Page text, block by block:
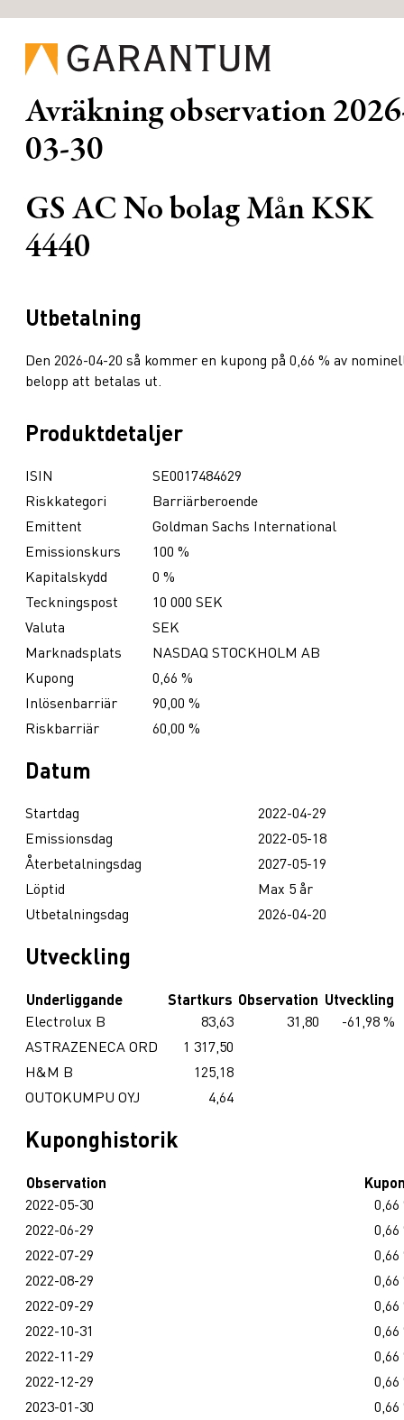
Avräkning observation
03-30
GS AC No bolag Mån KSK
4440
Utbetalning
Den 2026-04-20 så kommer en kupong på 0,66 % av
belopp att betalas ut.
Produktdetaljer
ISIN
SE0017484629
Riskkategori
Barriärberoende
Emittent
Goldman Sachs International
Emissionskurs
100 %
Kapitalskydd
0 %
Teckningspost
10 000 SEK
Valuta
SEK
Marknadsplats
NASDAQ STOCKHOLM AB
Kupong
0,66 %
Inlösenbarriär
90,00 %
Riskbarriär
60,00 %
Datum
Startdag
2022-04-29
Emissionsdag
2022-05-18
Återbetalningsdag
2027-05-19
Löptid
Max 5 år
Utbetalningsdag
2026-04-20
Utveckling
Underliggande Startkurs Observation Utveckling
Electrolux B
83,63 31,80
-61,98 %
ASTRAZENECA ORD
1 317,50
H&M B
125,18
OUTOKUMPU OYJ
4,64
Kuponghistorik
Observation
2022-05-30
0,66
2022-06-29
0,66
2022-07-29
0,66
2022-08-29
0,66
2022-09-29
0,66
2022-10-31
0,66
2022-11-29
0,66
2022-12-29
0,66
2023-01-30
0,66